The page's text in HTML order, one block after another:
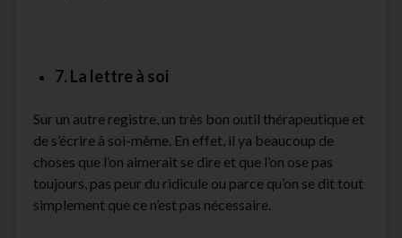
7. La lettre à soi
Sur un autre registre, un très bon outil thérapeutique et
de s’écrire à soi-même. En effet, il ya beaucoup de
choses que l’on aimerait se dire et que l’on ose pas
toujours, pas peur du ridicule ou parce qu’on se dit tout
simplement que ce n’est pas nécessaire.